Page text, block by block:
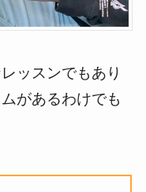
ッスンでもあり
があるわけでも